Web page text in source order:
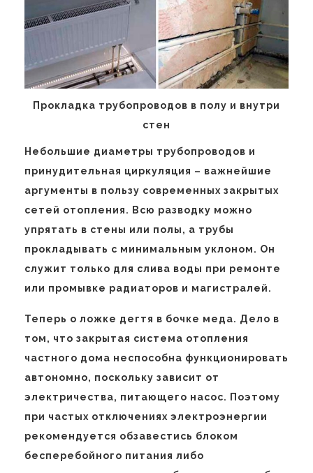
Прокладка трубопроводов в полу и внутри
стен
Небольшие диаметры трубопроводов и
принудительная циркуляция – важнейшие
аргументы в пользу современных закрытых
сетей отопления. Всю разводку можно
упрятать в стены или полы, а трубы
прокладывать с минимальным уклоном. Он
служит только для слива воды при ремонте
или промывке радиаторов и магистралей.
Теперь о ложке дегтя в бочке меда. Дело в
том, что закрытая система отопления
частного дома неспособна функционировать
автономно, поскольку зависит от
электричества, питающего насос. Поэтому
при частых отключениях электроэнергии
рекомендуется обзавестись блоком
бесперебойного питания либо